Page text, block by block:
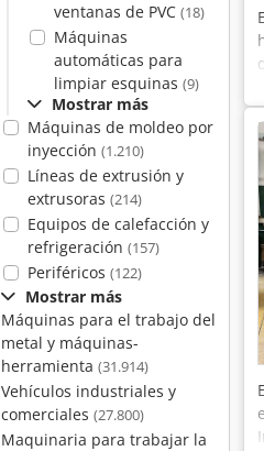
ventanas de PVC (18)
Máquinas
automáticas para
limpiar esquinas (9)
Mostrar más
Máquinas de moldeo por
inyección (1.210)
Líneas de extrusión y
extrusoras (214)
Equipos de calefacción y
refrigeración (157)
Periféricos (122)
Mostrar más
Máquinas para el trabajo del
metal y máquinas-
herramienta (31.914)
Vehículos industriales y
comerciales (27.800)
Maquinaria para trabajar la